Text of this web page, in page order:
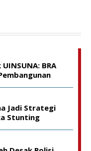
BRA
Jadi Strategi
Stunting